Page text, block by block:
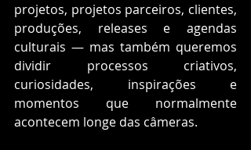
projetos, projetos parceiros, clientes,
produções, releases e agendas
culturais — mas também queremos
dividir processos criativos,
curiosidades, inspirações e
momentos que normalmente
acontecem longe das câmeras.